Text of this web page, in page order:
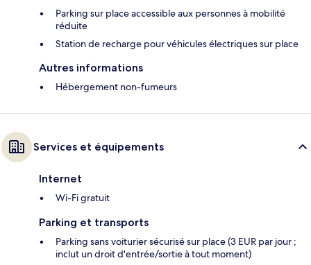
Parking sur place accessible aux personnes à mobilité
réduite
Station de recharge pour véhicules électriques sur place
Autres informations
Hébergement non-fumeurs
Services et équipements
Internet
Wi-Fi gratuit
Parking et transports
Parking sans voiturier sécurisé sur place (3 EUR par jour ;
inclut un droit d'entrée/sortie à tout moment)